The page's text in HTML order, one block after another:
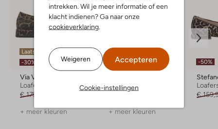
intrekken. Wil je meer informatie of een
klacht indienen? Ga naar onze
cookieverklaring
Weigeren Accepteren
Cookie-instellingen
Laatste maten
-30%
Via Vai
Loafers
€ 179,99
+ meer kleuren
-50%
Loafers
+ meer kleuren
-50%
€